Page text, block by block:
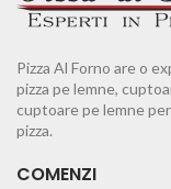
Pizza Al Forno are o
pizza pe lemne,
cuptoare pe lemne
pizza.
COMENZI